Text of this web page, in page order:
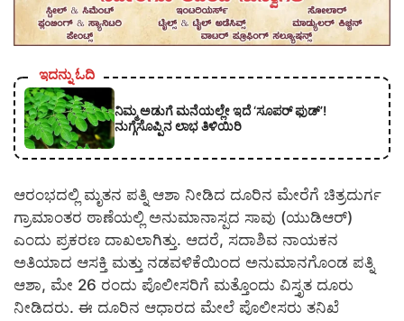
ಇದನ್ನು ಓದಿ
ನಿಮ್ಮ ಅಡುಗೆ ಮನೆಯಲ್ಲೇ ಇದೆ ‘ಸೂಪರ್ ಫುಡ್’!
ನುಗ್ಗೆಸೊಪ್ಪಿನ ಲಾಭ ತಿಳಿಯಿರಿ
ಆರಂಭದಲ್ಲಿ ಮೃತನ ಪತ್ನಿ ಆಶಾ ನೀಡಿದ ದೂರಿನ ಮೇರೆಗೆ ಚಿತ್ರದುರ್ಗ
ಗ್ರಾಮಾಂತರ ಠಾಣೆಯಲ್ಲಿ ಅನುಮಾನಾಸ್ಪದ ಸಾವು (ಯುಡಿಆರ್)
ಎಂದು ಪ್ರಕರಣ ದಾಖಲಾಗಿತ್ತು. ಆದರೆ, ಸದಾಶಿವ ನಾಯಕನ
ಅತಿಯಾದ ಆಸಕ್ತಿ ಮತ್ತು ನಡವಳಿಕೆಯಿಂದ ಅನುಮಾನಗೊಂಡ ಪತ್ನಿ
ಆಶಾ, ಮೇ 26 ರಂದು ಪೊಲೀಸರಿಗೆ ಮತ್ತೊಂದು ವಿಸ್ತೃತ ದೂರು
ನೀಡಿದರು. ಈ ದೂರಿನ ಆಧಾರದ ಮೇಲೆ ಪೊಲೀಸರು ತನಿಖೆ